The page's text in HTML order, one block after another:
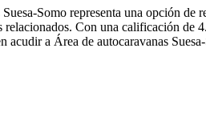
Somo representa una opción
relacionados. Con una calificación de
acudir a Área de autocaravanas